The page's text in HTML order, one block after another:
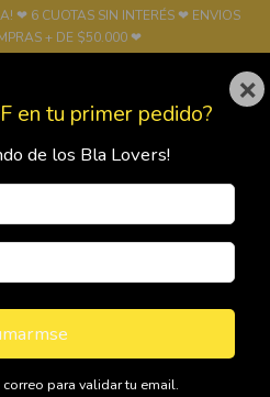
❤ 6 CUOTAS SIN INTERÉS ❤ ENVIOS
+ DE $50.000 ❤
0
×
en tu primer pedido?
de los Bla Lovers!
correo para validar tu email.